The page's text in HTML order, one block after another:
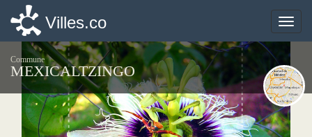
Toggle
Villes.co
Commune
MEXICALTZINGO
Toggle
Villes.co